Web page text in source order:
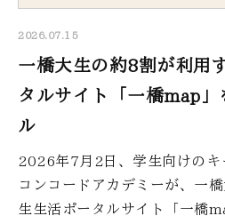
2026.07.15
一橋大生の約8割が利用
タルサイト「一橋map
ル
2026年7月2日、学生向けのキ
コンコードアカデミーが、一
生生活ポータルサイト「一橋